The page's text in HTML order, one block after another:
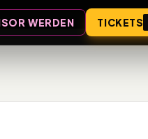
WERDEN TICKETS